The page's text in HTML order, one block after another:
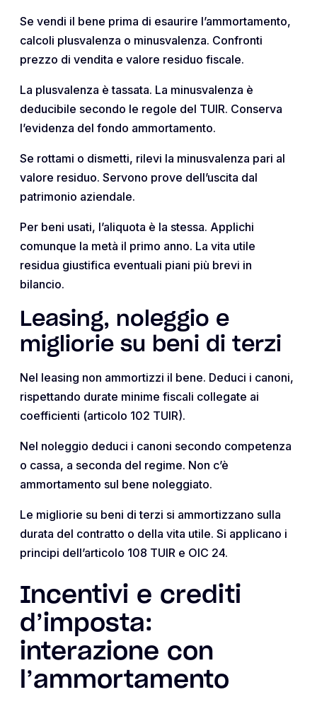
Se vendi il bene prima di esaurire l’ammortamento,
calcoli plusvalenza o minusvalenza. Confronti
prezzo di vendita e valore residuo fiscale.
La plusvalenza è tassata. La minusvalenza è
deducibile secondo le regole del TUIR. Conserva
l’evidenza del fondo ammortamento.
Se rottami o dismetti, rilevi la minusvalenza pari al
valore residuo. Servono prove dell’uscita dal
patrimonio aziendale.
Per beni usati, l’aliquota è la stessa. Applichi
comunque la metà il primo anno. La vita utile
residua giustifica eventuali piani più brevi in
bilancio.
Leasing, noleggio e
migliorie su beni di terzi
Nel leasing non ammortizzi il bene. Deduci i canoni,
rispettando durate minime fiscali collegate ai
coefficienti (articolo 102 TUIR).
Nel noleggio deduci i canoni secondo competenza
o cassa, a seconda del regime. Non c’è
ammortamento sul bene noleggiato.
Le migliorie su beni di terzi si ammortizzano sulla
durata del contratto o della vita utile. Si applicano i
principi dell’articolo 108 TUIR e OIC 24.
Incentivi e crediti
d’imposta:
interazione con
l’ammortamento